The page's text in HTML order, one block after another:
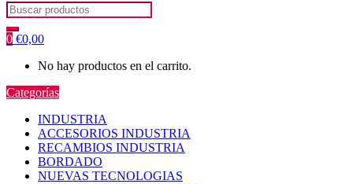
Search
for:
0 €0,00
No hay productos en el carrito.
Categorías
INDUSTRIA
ACCESORIOS INDUSTRIA
RECAMBIOS INDUSTRIA
BORDADO
NUEVAS TECNOLOGIAS